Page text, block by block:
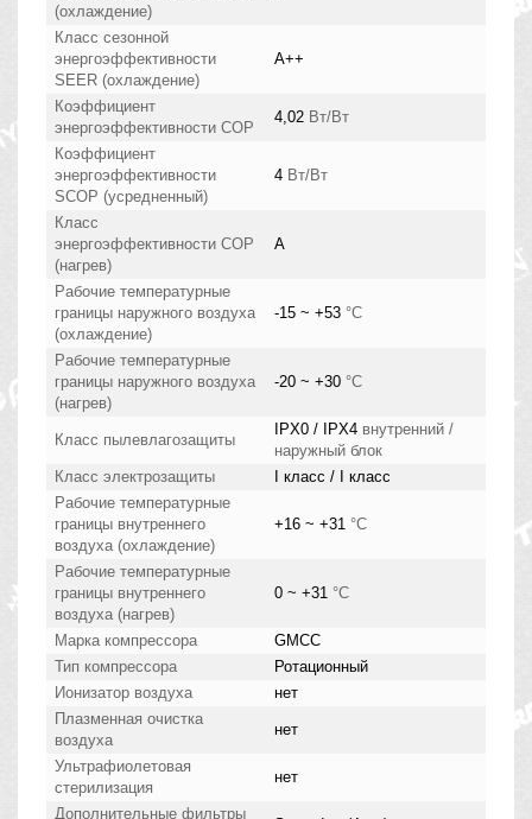
(охлаждение)
Класс сезонной
энергоэффективности
SEER (охлаждение)
A++
Коэффициент
энергоэффективности COP
4,02 Вт/Вт
Коэффициент
энергоэффективности
SCOP (усредненный)
4 Вт/Вт
Класс
энергоэффективности COP
(нагрев)
A
Рабочие температурные
границы наружного воздуха
(охлаждение)
-15 ~ +53 °C
Рабочие температурные
границы наружного воздуха
(нагрев)
-20 ~ +30 °C
Класс пылевлагозащиты
IPX0 / IPX4 внутренний /
наружный блок
Класс электрозащиты
I класс / I класс
Рабочие температурные
границы внутреннего
воздуха (охлаждение)
+16 ~ +31 °C
Рабочие температурные
границы внутреннего
воздуха (нагрев)
0 ~ +31 °C
Марка компрессора
GMCC
Тип компрессора
Ротационный
Ионизатор воздуха
нет
Плазменная очистка
воздуха
нет
Ультрафиолетовая
стерилизация
нет
Дополнительные фильтры